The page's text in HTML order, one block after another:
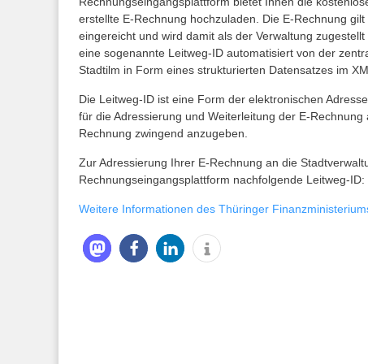
erstellte E-Rechnung hochzuladen. Die E-Rechnung
eingereicht und wird damit als der Verwaltung
eine sogenannte Leitweg-ID automatisiert von der
Stadtilm in Form eines strukturierten Datensatzes im
Die Leitweg-ID ist eine Form der elektronischen
für die Adressierung und Weiterleitung der E-
Rechnung zwingend anzugeben.
Zur Adressierung Ihrer E-Rechnung an die
Rechnungseingangsplattform nachfolgende Leitweg-ID:
Weitere Informationen des Thüringer